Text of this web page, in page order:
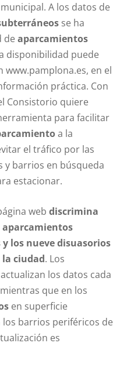
A los datos de
se ha
de aparcamientos
disponibilidad puede
www.pamplona.es, en el
práctica. Con
Consistorio quiere
para facilitar
a la
el tráfico por las
y barrios en búsqueda
estacionar.
web discrimina
aparcamientos
los nueve disuasorios
ciudad. Los
los datos cada
que en los
en superficie
barrios periféricos de
es